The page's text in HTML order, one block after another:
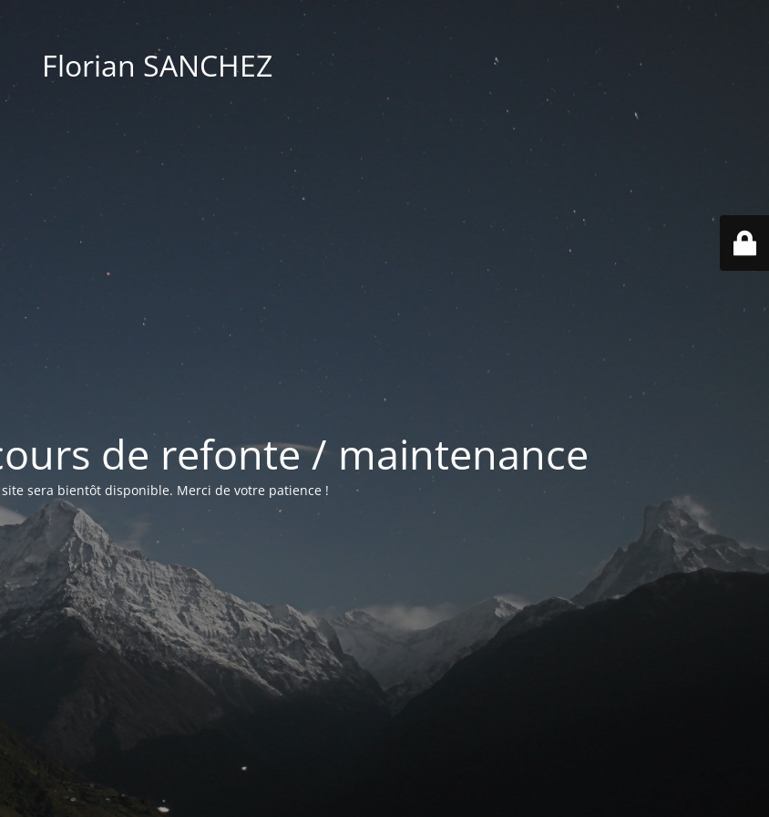
Florian SANCHEZ
de refonte / maintenance
site sera bientôt disponible. Merci de votre patience !